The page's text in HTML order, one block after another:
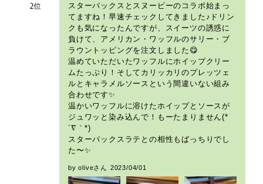
スターバックスとスヌーピーのコラボ始まっ
てますね！早速チェックしてきました♪ドリン
クも気になったんですが、スイーツの誘惑に
負けて、アメリカン・ワッフルのサリー・ブ
ラウントッピングを注文しました😋
温めていただいたワッフルにホイップクリー
ムたっぷり！そしてカリッカリのプレッツェ
ルとキャラメルソースという間違いない組み
合わせです✨
温かいワッフルに溶けたホイップとソースが
ジュワッと染み込んで！もーたまりません(*
´∇｀*)
スターバックスラテとの相性もばっちりでし
た〜✨
by oliveさん 2023/04/01